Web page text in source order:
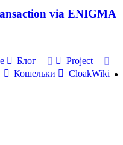
via ENIGMA
Блог
Project
Кошельки
CloakWiki